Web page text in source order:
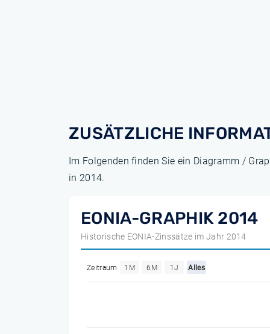
ZUSÄTZLICHE
Im Folgenden finden Sie ein Diagramm /
in 2014.
EONIA-GRAPHIK 2014
Historische EONIA-Zinssätze im Jahr 2014
Zeitraum 1M 6M 1J Alles